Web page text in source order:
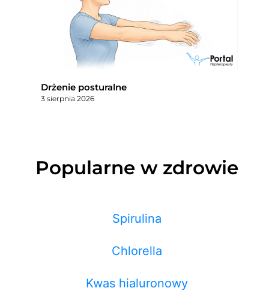
Drżenie posturalne
3 sierpnia 2026
Popularne w zdrowie
Spirulina
Chlorella
Kwas hialuronowy